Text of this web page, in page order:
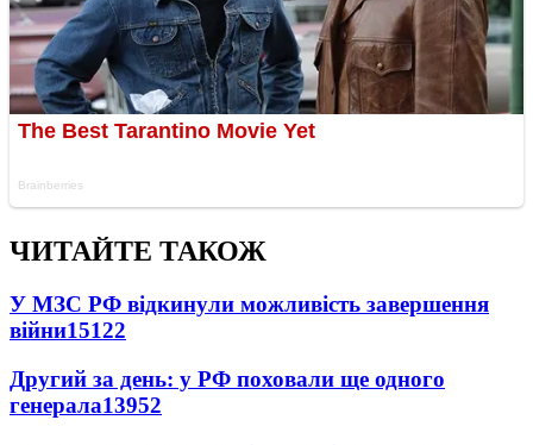
ЧИТАЙТЕ ТАКОЖ
У МЗС РФ відкинули можливість завершення
війни15122
Другий за день: у РФ поховали ще одного
генерала13952